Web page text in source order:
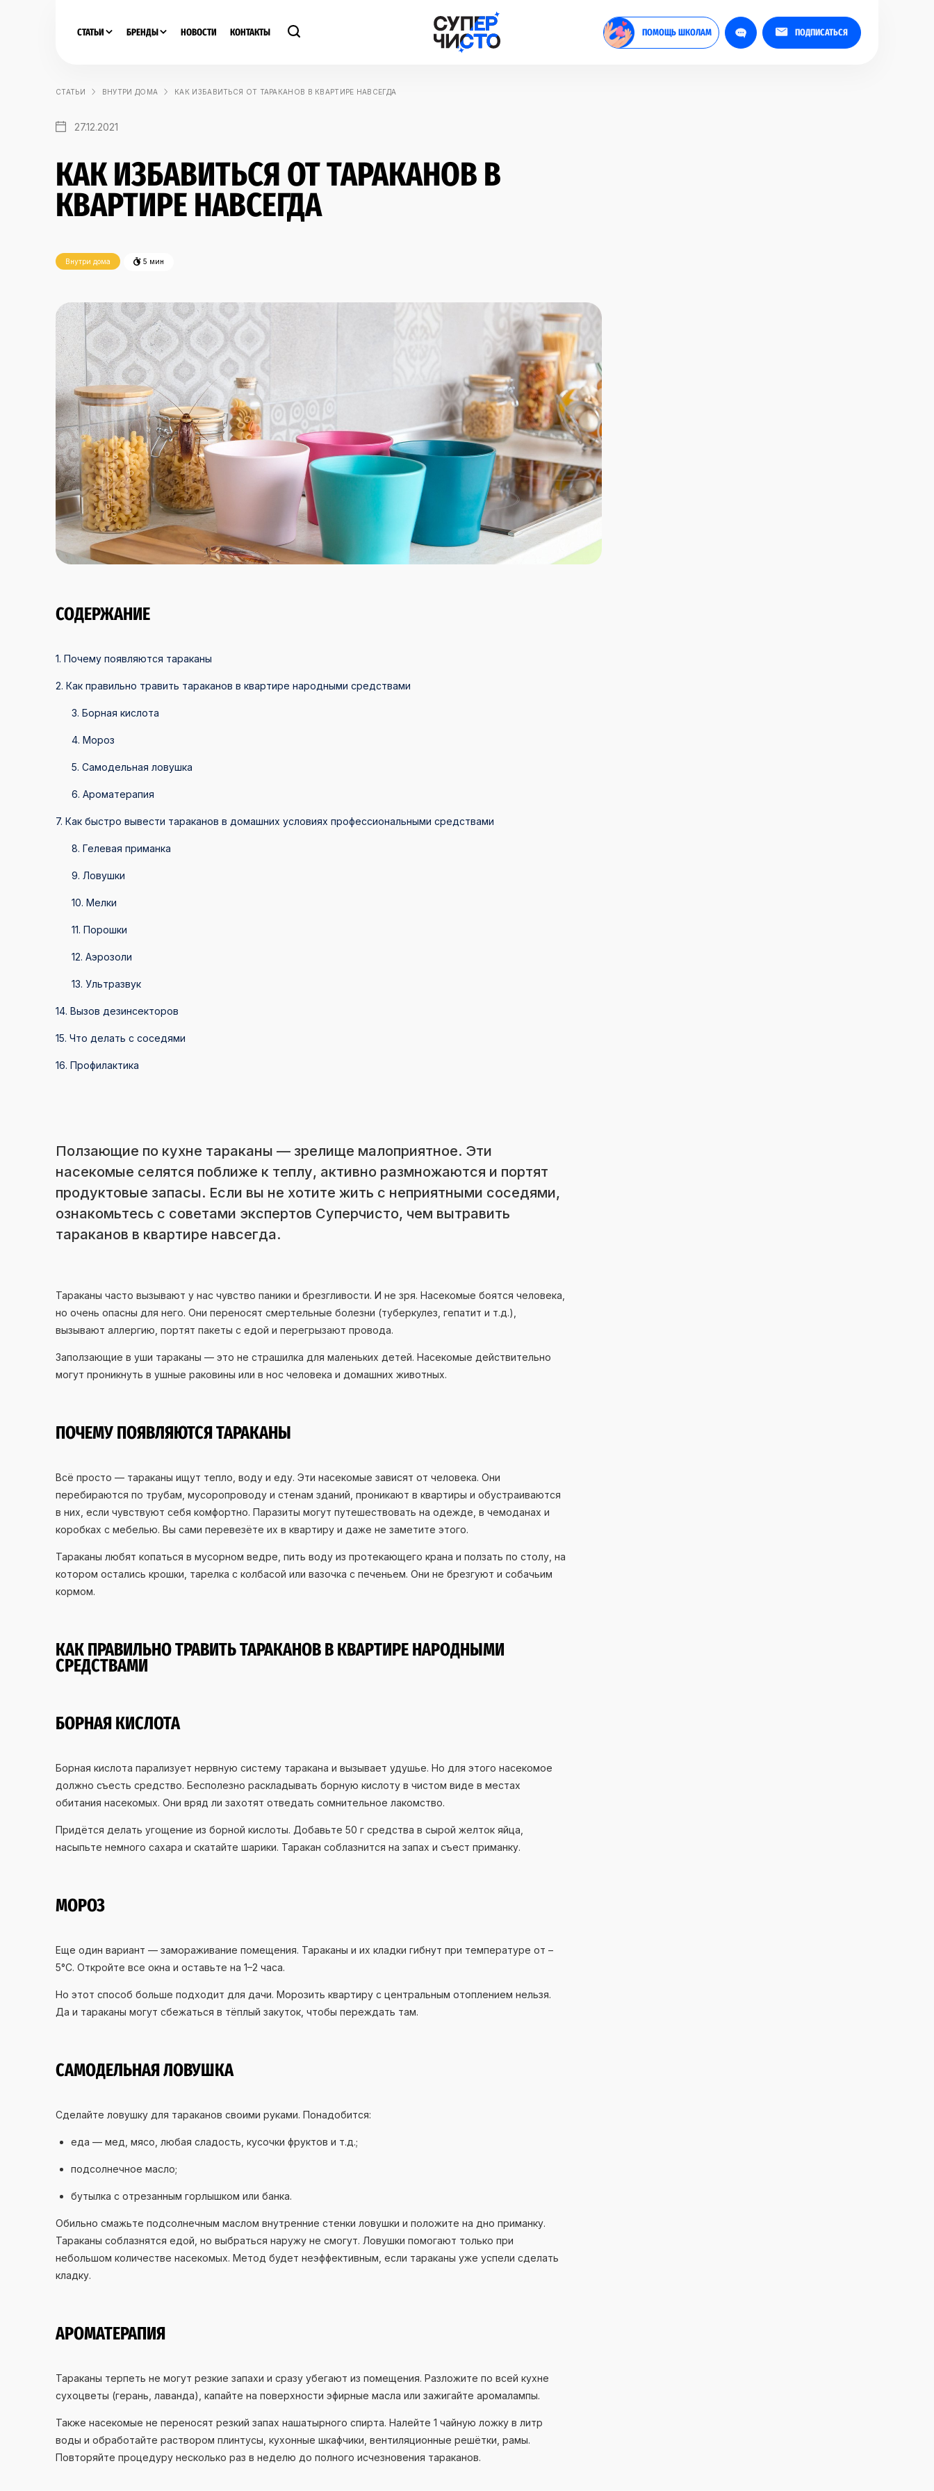
СТАТЬИ БРЕНДЫ НОВОСТИ КОНТАКТЫ ПОМОЩЬ ШКОЛАМ ПОДПИСАТЬСЯ
СТАТЬИ ВНУТРИ ДОМА КАК ИЗБАВИТЬСЯ ОТ ТАРАКАНОВ В КВАРТИРЕ НАВСЕГДА
27.12.2021
КАК ИЗБАВИТЬСЯ ОТ ТАРАКАНОВ В
КВАРТИРЕ НАВСЕГДА
Внутри дома 5 мин
СОДЕРЖАНИЕ
1. Почему появляются тараканы
2. Как правильно травить тараканов в квартире народными средствами
3. Борная кислота
4. Мороз
5. Самодельная ловушка
6. Ароматерапия
7. Как быстро вывести тараканов в домашних условиях профессиональными средствами
8. Гелевая приманка
9. Ловушки
10. Мелки
11. Порошки
12. Аэрозоли
13. Ультразвук
14. Вызов дезинсекторов
15. Что делать с соседями
16. Профилактика
Ползающие по кухне тараканы — зрелище малоприятное. Эти
насекомые селятся поближе к теплу, активно размножаются и портят
продуктовые запасы. Если вы не хотите жить с неприятными соседями,
ознакомьтесь с советами экспертов Суперчисто, чем вытравить
тараканов в квартире навсегда.
Тараканы часто вызывают у нас чувство паники и брезгливости. И не зря. Насекомые боятся человека,
но очень опасны для него. Они переносят смертельные болезни (туберкулез, гепатит и т.д.),
вызывают аллергию, портят пакеты с едой и перегрызают провода.
Заползающие в уши тараканы — это не страшилка для маленьких детей. Насекомые действительно
могут проникнуть в ушные раковины или в нос человека и домашних животных.
ПОЧЕМУ ПОЯВЛЯЮТСЯ ТАРАКАНЫ
Всё просто — тараканы ищут тепло, воду и еду. Эти насекомые зависят от человека. Они
перебираются по трубам, мусоропроводу и стенам зданий, проникают в квартиры и обустраиваются
в них, если чувствуют себя комфортно. Паразиты могут путешествовать на одежде, в чемоданах и
коробках с мебелью. Вы сами перевезёте их в квартиру и даже не заметите этого.
Тараканы любят копаться в мусорном ведре, пить воду из протекающего крана и ползать по столу, на
котором остались крошки, тарелка с колбасой или вазочка с печеньем. Они не брезгуют и собачьим
кормом.
КАК ПРАВИЛЬНО ТРАВИТЬ ТАРАКАНОВ В КВАРТИРЕ НАРОДНЫМИ
СРЕДСТВАМИ
БОРНАЯ КИСЛОТА
Борная кислота парализует нервную систему таракана и вызывает удушье. Но для этого насекомое
должно съесть средство. Бесполезно раскладывать борную кислоту в чистом виде в местах
обитания насекомых. Они вряд ли захотят отведать сомнительное лакомство.
Придётся делать угощение из борной кислоты. Добавьте 50 г средства в сырой желток яйца,
насыпьте немного сахара и скатайте шарики. Таракан соблазнится на запах и съест приманку.
МОРОЗ
Еще один вариант — замораживание помещения. Тараканы и их кладки гибнут при температуре от –
5°С. Откройте все окна и оставьте на 1–2 часа.
Но этот способ больше подходит для дачи. Морозить квартиру с центральным отоплением нельзя.
Да и тараканы могут сбежаться в тёплый закуток, чтобы переждать там.
САМОДЕЛЬНАЯ ЛОВУШКА
Сделайте ловушку для тараканов своими руками. Понадобится:
еда — мед, мясо, любая сладость, кусочки фруктов и т.д.;
подсолнечное масло;
бутылка с отрезанным горлышком или банка.
Обильно смажьте подсолнечным маслом внутренние стенки ловушки и положите на дно приманку.
Тараканы соблазнятся едой, но выбраться наружу не смогут. Ловушки помогают только при
небольшом количестве насекомых. Метод будет неэффективным, если тараканы уже успели сделать
кладку.
АРОМАТЕРАПИЯ
Тараканы терпеть не могут резкие запахи и сразу убегают из помещения. Разложите по всей кухне
сухоцветы (герань, лаванда), капайте на поверхности эфирные масла или зажигайте аромалампы.
Также насекомые не переносят резкий запах нашатырного спирта. Налейте 1 чайную ложку в литр
воды и обработайте раствором плинтусы, кухонные шкафчики, вентиляционные решётки, рамы.
Повторяйте процедуру несколько раз в неделю до полного исчезновения тараканов.